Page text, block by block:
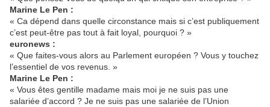
Marine Le Pen :
« Ca dépend dans quelle circonstance mais si c’est publiquement
c’est peut-être pas tout à fait loyal, pourquoi ? »
euronews :
« Que faites-vous alors au Parlement européen ? Vous y touchez
l’essentiel de vos revenus. »
Marine Le Pen :
« Vous êtes gentille madame mais moi je ne suis pas une
salariée d’accord ? Je ne suis pas une salariée de l’Union